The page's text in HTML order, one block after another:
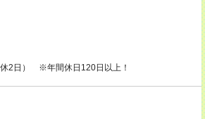
休2日） ※年間休日120日以上！